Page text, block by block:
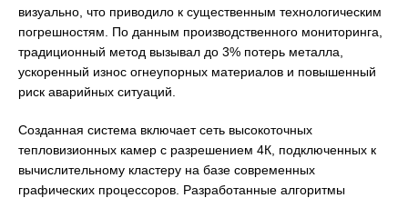
визуально, что приводило к существенным технологическим
погрешностям. По данным производственного мониторинга,
традиционный метод вызывал до 3% потерь металла,
ускоренный износ огнеупорных материалов и повышенный
риск аварийных ситуаций.
Созданная система включает сеть высокоточных
тепловизионных камер с разрешением 4К, подключенных к
вычислительному кластеру на базе современных
графических процессоров. Разработанные алгоритмы